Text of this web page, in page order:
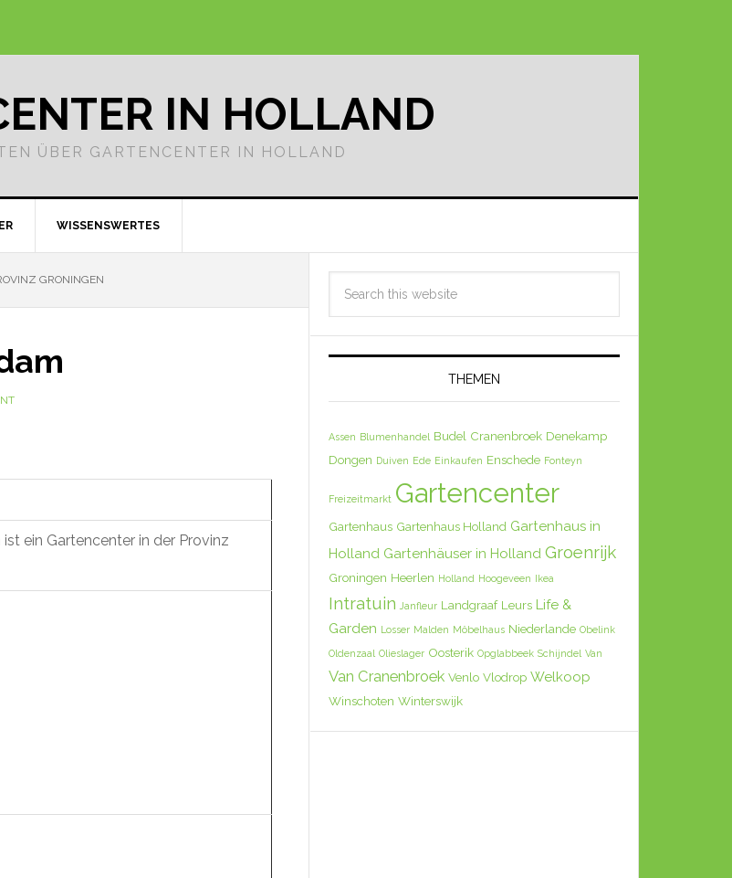
IN HOLLAND
ÜBER GARTENCENTER IN HOLLAND
WISSENSWERTES
GRONINGEN
ein Gartencenter in der Provinz
THEMEN
Assen Blumenhandel Budel Cranenbroek Denekamp
Dongen Duiven Ede Einkaufen Enschede Fonteyn
Freizeitmarkt Gartencenter
Gartenhaus Gartenhaus Holland Gartenhaus in
Holland Gartenhäuser in Holland Groenrijk
Groningen Heerlen Holland Hoogeveen Ikea
Intratuin Janfleur Landgraaf Leurs Life &
Garden Losser Malden Möbelhaus Niederlande Obelink
Oldenzaal Olieslager Oosterik Opglabbeek Schijndel Van
Van Cranenbroek Venlo Vlodrop Welkoop
Winschoten Winterswijk